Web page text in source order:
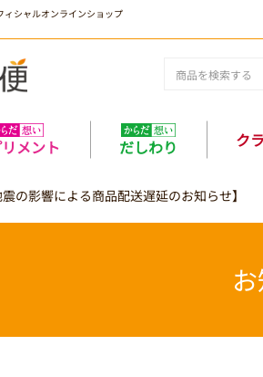
ィシャルオンラインショップ
メント だしわり ク
震の影響による商品配送遅延のお知らせ】